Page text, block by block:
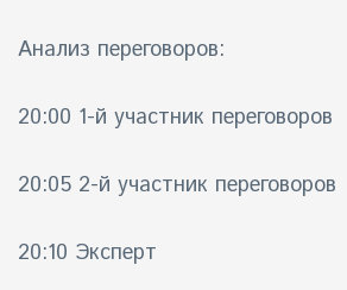
Анализ переговоров:
20:00 1-й участник переговоров
20:05 2-й участник переговоров
20:10 Эксперт